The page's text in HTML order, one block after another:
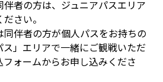
者の方は、ジュニアパスエリア
さい。
伴者の方が個人パスをお持ちの
」エリアで一緒にご観戦いただ
ォームからお申し込みくださ